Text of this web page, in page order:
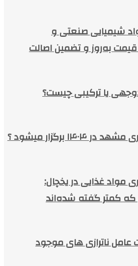
شیمیایی صنعتی و
به‌روز و تضمین اصالت
یا ترکیبی چیست؟
۱۴۰۴ برگزار میشود ؟
مواد غذایی در یخچال:
کمتر گفته شده‌اند
عامل ناترازی های موجود